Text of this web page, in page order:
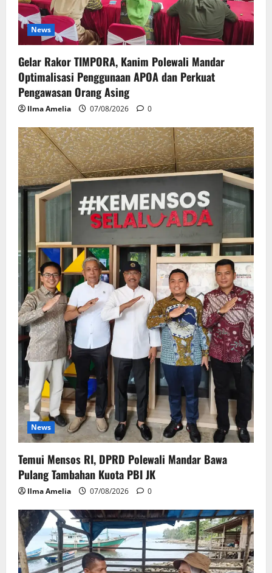
News
Gelar Rakor TIMPORA, Kanim Polewali Mandar
Optimalisasi Penggunaan APOA dan Perkuat
Pengawasan Orang Asing
Ilma Amelia 07/08/2026 0
News
Temui Mensos RI, DPRD Polewali Mandar Bawa
Pulang Tambahan Kuota PBI JK
Ilma Amelia 07/08/2026 0